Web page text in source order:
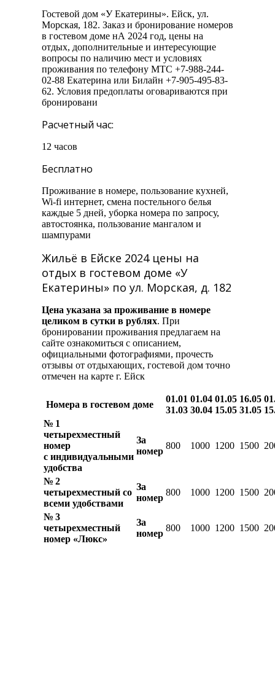
Гостевой дом «У Екатерины». Ейск, ул.
Морская, 182. Заказ и бронирование номеров
в гостевом доме нА 2024 год, цены на
отдых, дополнительные и интересующие
вопросы по наличию мест и условиях
проживания по телефону МТС +7-988-244-
02-88 Екатерина или Билайн +7-905-495-83-
62. Условия предоплаты оговариваются при
бронировани
Расчетный час:
12 часов
Бесплатно
Проживание в номере, пользование кухней,
Wi-fi интернет, смена постельного белья
каждые 5 дней, уборка номера по запросу,
автостоянка, пользование мангалом и
шампурами
Жильё в Ейске 2024 цены на
отдых в гостевом доме «У
Екатерины» по ул. Морская, д. 182
Цена указана за проживание в номере
целиком в сутки в рублях. При
бронировании проживания предлагаем на
сайте ознакомиться с описанием,
официальными фотографиями, прочесть
отзывы от отдыхающих, гостевой дом точно
отмечен на карте г. Ейск
Номера в гостевом доме
01.01
31.03
01.04
30.04
01.05
15.05
16.05
31.05
№ 1
четырехместный
номер
с индивидуальными
удобства
За
номер
800 1000 1200 1500
№ 2
четырехместный со
всеми удобствами
За
номер
800 1000 1200 1500
№ 3
четырехместный
номер «Люкс»
За
номер
800 1000 1200 1500